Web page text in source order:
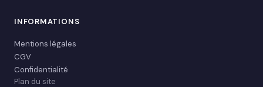
INFORMATIONS
Mentions légales
CGV
Confidentialité
Plan du site